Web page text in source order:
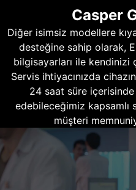
Casper
Diğer isimsiz modellere
desteğine sahip olarak,
bilgisayarları ile kendinizi
Servis ihtiyacınızda
24 saat süre
edebileceğimiz kapsamlı
müşteri